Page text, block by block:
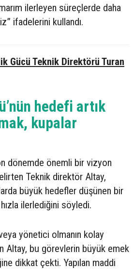
ilerleyen süreçlerde daha
ifadelerini kullandı.
Gücü Teknik Direktörü Turan
hedefi artık
kupalar
dönemde önemli bir vizyon
Teknik direktör Altay,
büyük hedefler düşünen bir
ilerlediğini söyledi.
yönetici olmanın kolay
Altay, bu görevlerin büyük emek
dikkat çekti. Yapılan maddi